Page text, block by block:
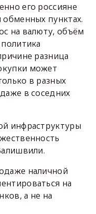
его россияне
пунктах.
на валюту, объём
разница
может
в разных
в соседних
инфраструктуры
наличной
на
а не на